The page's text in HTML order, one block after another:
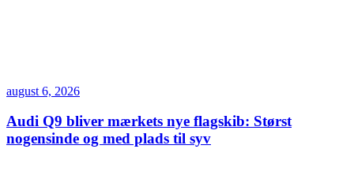
august 6, 2026
Audi Q9 bliver mærkets nye flagskib: Størst
nogensinde og med plads til syv